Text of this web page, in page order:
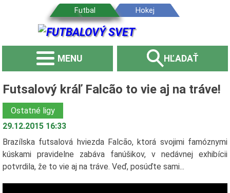
MENU HĽADAŤ
Futsalový kráľ Falcão to vie aj na tráve!
Ostatné ligy
29.12.2015 16:33
Brazílska futsalová hviezda Falcão, ktorá svojimi famóznymi
kúskami pravidelne zabáva fanúšikov, v nedávnej exhibícii
potvrdila, že to vie aj na tráve. Veď, posúďte sami...